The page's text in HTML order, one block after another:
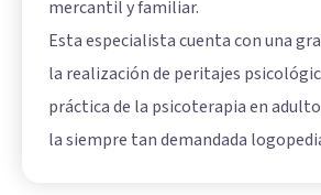
mercantil y familiar.
Esta especialista cuenta con una
la realización de peritajes
práctica de la psicoterapia en
la siempre tan demandada